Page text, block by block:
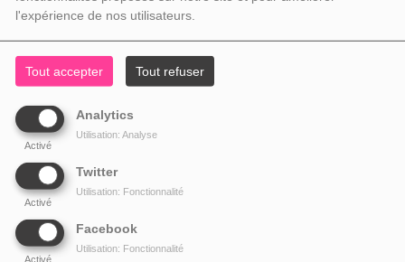
l'expérience de nos utilisateurs.
Tout accepter Tout refuser
Analytics
Activé
Utilisation: Analyse
Twitter
Activé
Utilisation: Fonctionnalité
Facebook
Activé
Utilisation: Fonctionnalité